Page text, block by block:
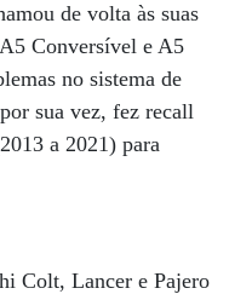
de volta às suas
Conversível e A5
no sistema de
sua vez, fez recall
a 2021) para
Colt, Lancer e Pajero